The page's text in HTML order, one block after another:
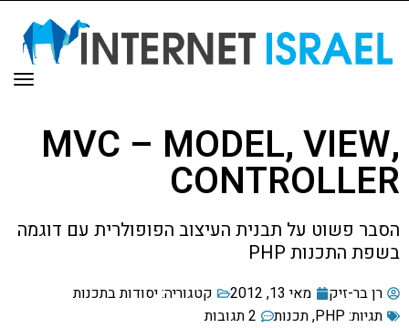
MVC – MODEL, VIEW,
CONTROLLER
הסבר פשוט על תבנית העיצוב הפופולרית עם דוגמה
בשפת התכנות PHP
רן בר-זיק מאי 13, 2012 קטגוריה:יסודות בתכנות
תגיות:PHP
,תכנות
2 תגובות